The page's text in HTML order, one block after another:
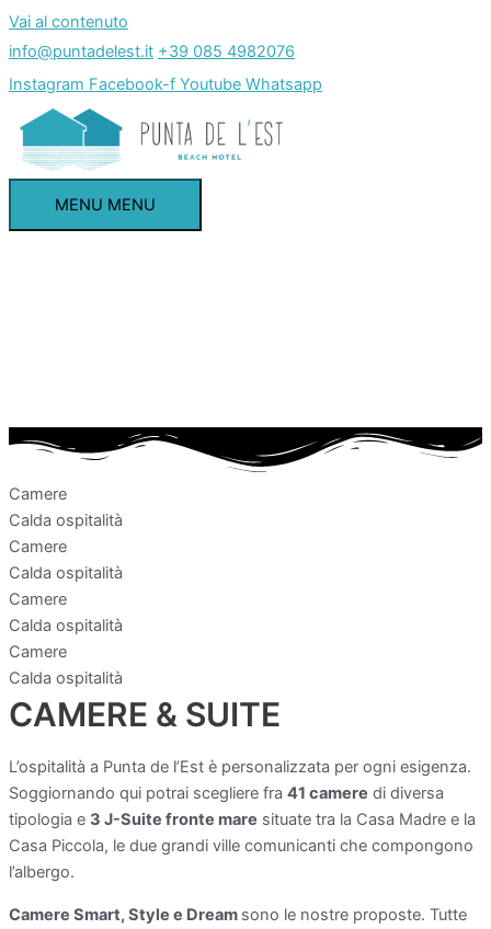
Vai al contenuto
info@puntadelest.it +39 085 4982076
Instagram Facebook-f Youtube Whatsapp
MENU MENU
Camere
Calda ospitalità
Camere
Calda ospitalità
Camere
Calda ospitalità
Camere
Calda ospitalità
CAMERE & SUITE
L’ospitalità a Punta de l’Est è personalizzata per ogni esigenza.
Soggiornando qui potrai scegliere fra 41 camere di diversa
tipologia e 3 J-Suite fronte mare situate tra la Casa Madre e la
Casa Piccola, le due grandi ville comunicanti che compongono
l’albergo.
Camere Smart, Style e Dream sono le nostre proposte. Tutte